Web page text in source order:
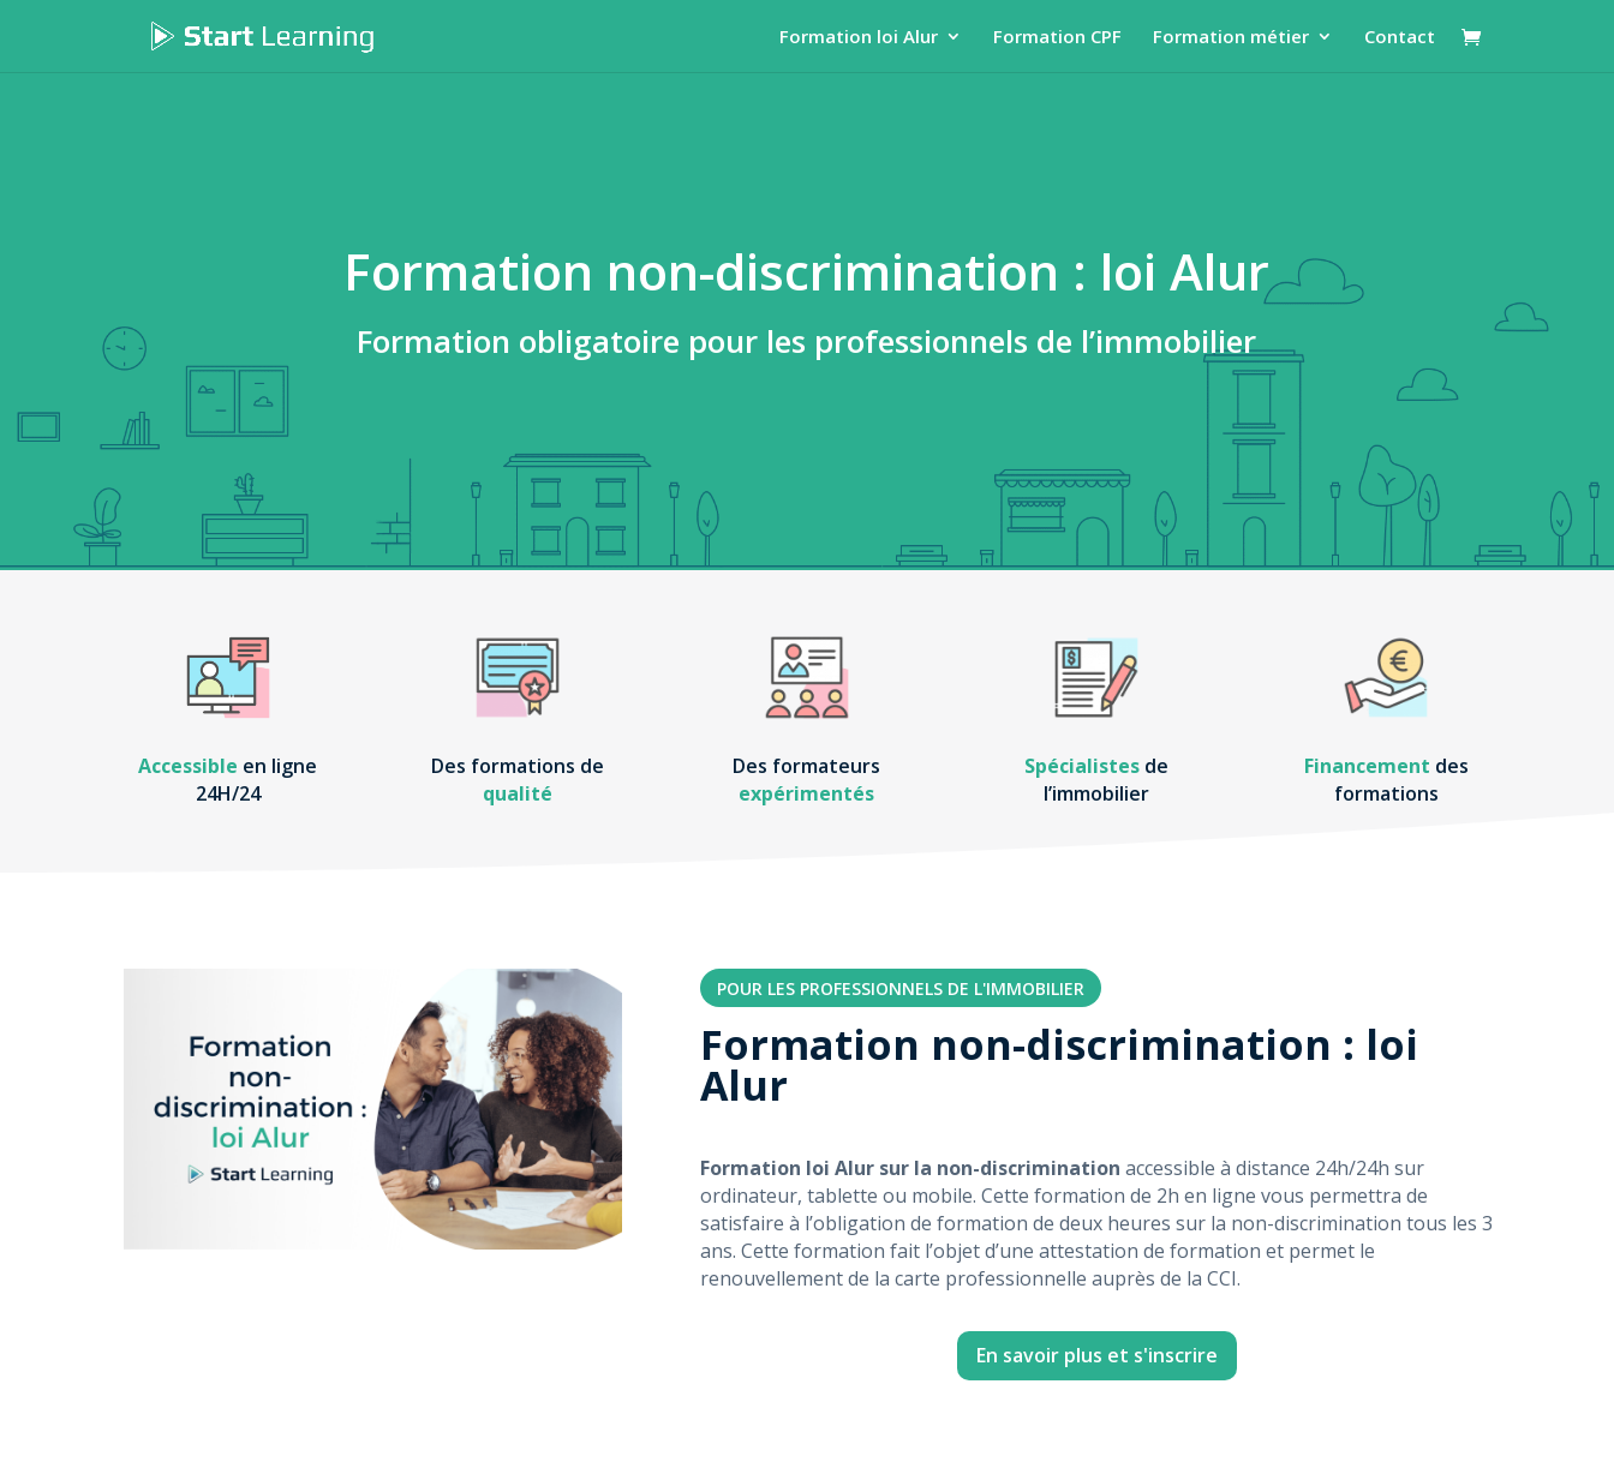
Formation loi Alur Formation CPF Formation métier Contact
Formation non-discrimination : loi Alur
Formation obligatoire pour les professionnels de l’immobilier
Accessible en ligne
24H/24
Des formations de
qualité
Des formateurs
expérimentés
Spécialistesde
l’immobilier
Financement des
formations
POUR LES PROFESSIONNELS DE L'IMMOBILIER
Formation non-discrimination : loi
Alur
Formation loi Alur sur la non-discrimination accessible à distance 24h/24h sur
ordinateur, tablette ou mobile. Cette formation de 2h en ligne vous permettra de
satisfaire à l’obligation de formation de deux heures sur la non-discrimination tous les 3
ans. Cette formation fait l’objet d’une attestation de formation et permet le
renouvellement de la carte professionnelle auprès de la CCI.
En savoir plus et s'inscrire